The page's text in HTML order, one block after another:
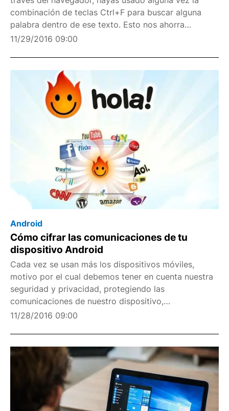
combinación de teclas Ctrl+F para buscar alguna
palabra dentro de ese texto. Esto nos ahorra
bastante tiempo si estamos consultando unos
11/29/2016 09:00
Android
Cómo cifrar las comunicaciones de tu
dispositivo Android
Cada vez se usan más los dispositivos móviles,
motivo por el cual debemos tener en cuenta nuestra
seguridad y privacidad, protegiendo las
comunicaciones de nuestro dispositivo,
especialmente aquellas que se realizan desde, por
11/28/2016 09:00